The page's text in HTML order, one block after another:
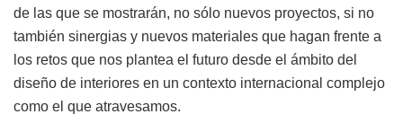
de las que se mostrarán, no sólo nuevos proyectos, si no
también sinergias y nuevos materiales que hagan frente a
los retos que nos plantea el futuro desde el ámbito del
diseño de interiores en un contexto internacional complejo
como el que atravesamos.